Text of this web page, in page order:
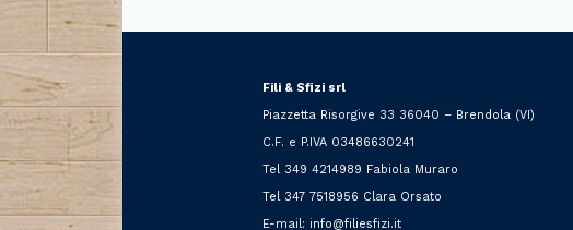
Fili & Sfizi srl
Piazzetta Risorgive 33 36040 – Brendola (VI)
C.F. e P.IVA 03486630241
Tel 349 4214989 Fabiola Muraro
Tel 347 7518956 Clara Orsato
E-mail: info@filiesfizi.it